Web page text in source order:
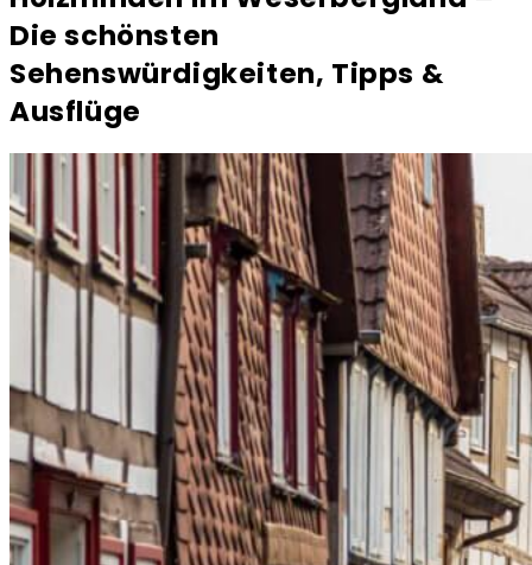
Die schönsten
Sehenswürdigkeiten, Tipps &
Ausflüge